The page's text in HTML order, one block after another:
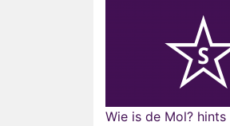
Wie is de Mol? hints